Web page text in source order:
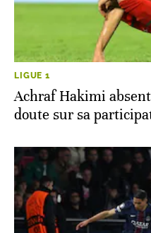
LIGUE 1
Achraf Hakimi
doute sur sa